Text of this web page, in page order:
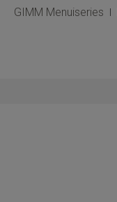
GIMM Menuiseries